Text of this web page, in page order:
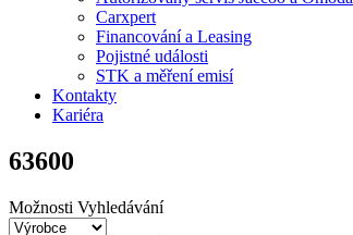
Carxpert
Financování a Leasing
Pojistné události
STK a měření emisí
Kontakty
Kariéra
63600
Možnosti Vyhledávání